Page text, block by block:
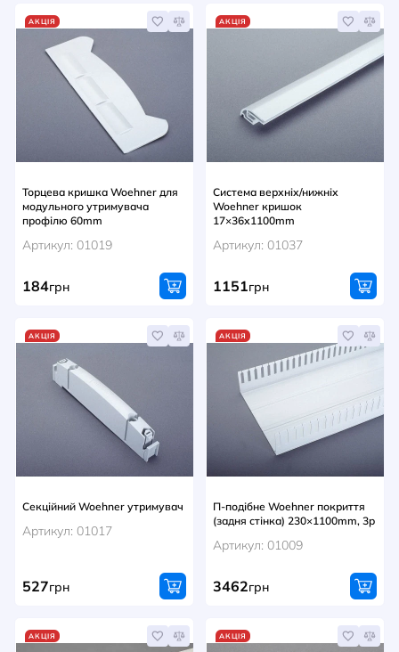
АКЦІЯ
Торцева кришка Woehner для
модульного утримувача
профілю 60mm
Артикул: 01019
184грн
АКЦІЯ
Система верхніх/нижніх
Woehner кришок
17×36х1100mm
Артикул: 01037
1151грн
АКЦІЯ
Секційний Woehner утримувач
Артикул: 01017
527грн
АКЦІЯ
П-подібне Woehner покриття
(задня стінка) 230×1100mm, 3p
Артикул: 01009
3462грн
АКЦІЯ АКЦІЯ